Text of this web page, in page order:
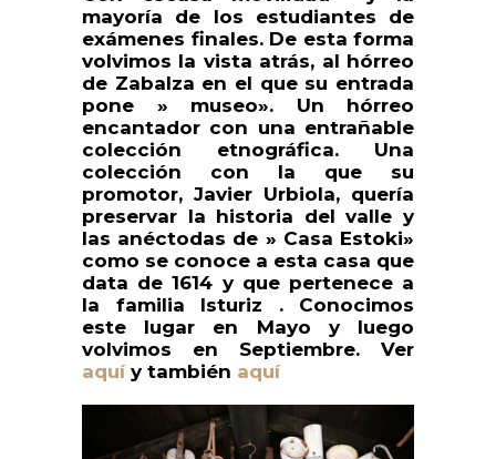
mayoría de los estudiantes de
exámenes finales. De esta forma
volvimos la vista atrás, al hórreo
de Zabalza en el que su entrada
pone » museo». Un hórreo
encantador con una entrañable
colección etnográfica. Una
colección con la que su
promotor, Javier Urbiola, quería
preservar la historia del valle y
las anéctodas de » Casa Estoki»
como se conoce a esta casa que
data de 1614 y que pertenece a
la familia Isturiz . Conocimos
este lugar en Mayo y luego
volvimos en Septiembre. Ver
aquíy también aquí